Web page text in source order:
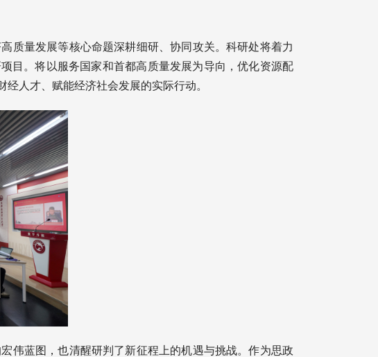
质量发展等核心命题深耕细研、协同攻关。科研处将着力
目。将以服务国家和首都高质量发展为导向，优化资源配
人才、赋能经济社会发展的实际行动。
伟蓝图，也清醒研判了新征程上的机遇与挑战。作为思政